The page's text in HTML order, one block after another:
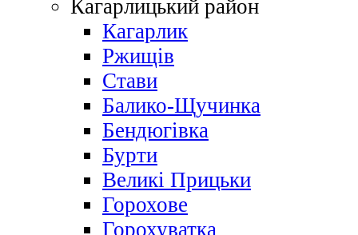
Кагарлицький район
Кагарлик
Ржищів
Стави
Балико-Щучинка
Бендюгівка
Бурти
Великі Прицьки
Горохове
Горохуватка